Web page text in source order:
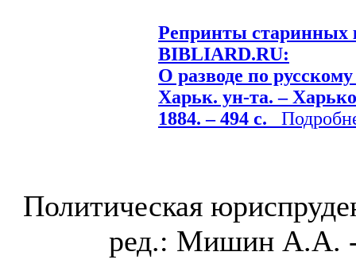
Репринты старинных
BIBLIARD.RU:
О разводе по
Харьк. ун-та. –
1884. – 494 с.
Политическая
ред.: Мишин А.А.